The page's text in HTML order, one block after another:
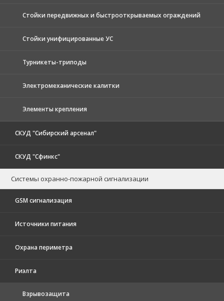
Стойки передвижных и быстрооткрываемых ограждений
Стойки унифицированные УС
Турникеты-триподы
Электромеханические калитки
Элементы крепления
СКУД "Сибирский арсенал"
СКУД "Сфинкс"
Системы охранно-пожарной сигнализации
GSM сигнализация
Источники питания
Охрана периметра
Риэлта
Взрывозащита